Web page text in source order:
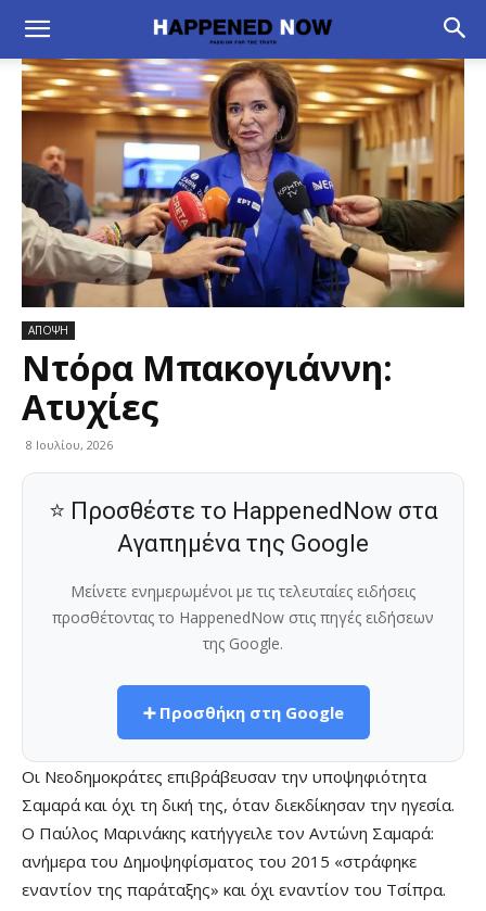
ΑΠΟΨΗ
Ντόρα Μπακογιάννη:
Ατυχίες
8 Ιουλίου, 2026
⭐ Προσθέστε το HappenedNow στα
Αγαπημένα της Google
Μείνετε ενημερωμένοι με τις τελευταίες ειδήσεις
προσθέτοντας το HappenedNow στις πηγές ειδήσεων
της Google.
➕ Προσθήκη στη Google
Οι Νεοδημοκράτες επιβράβευσαν την υποψηφιότητα
Σαμαρά και όχι τη δική της, όταν διεκδίκησαν την ηγεσία.
Ο Παύλος Μαρινάκης κατήγγειλε τον Αντώνη Σαμαρά:
ανήμερα του Δημοψηφίσματος του 2015 «στράφηκε
εναντίον της παράταξης» και όχι εναντίον του Τσίπρα.